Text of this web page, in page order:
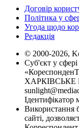
Договір
Політика у
Угода щодо
Редакція
© 2000-2026,
Суб'єкт у
ХАРКІВСЬКЕ
Ідентифікатор
Використання
сайті,